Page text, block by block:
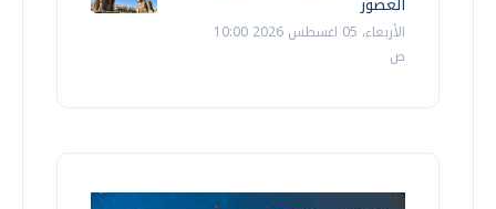
الأربعاء، 05 اغسطس 2026 10:00
ص